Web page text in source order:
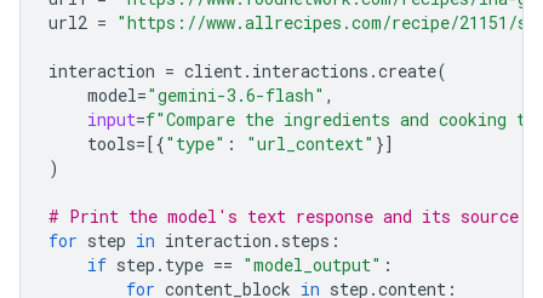
url2 = "https://www.allrecipes.com/recipe/21151/
interaction = client. interactions .create(
model="gemini-3.6-flash" ,
input=f"Compare the ingredients and cooking
tools=[{"type" : "url_context" }]
)
# Print the model's text response and its source
for step in interaction . steps :
if step . type == "model_output" :
for content_block in step .content :